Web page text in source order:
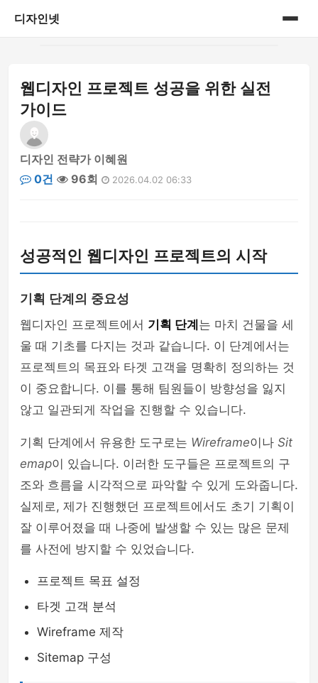
디자인넷
게시판
웹디자인 프로젝트 성공을 위한 실전
가이드
디자인 전략가 이혜원
0건
96회 2026.04.02 06:33
성공적인 웹디자인 프로젝트의 시작
기획 단계의 중요성
웹디자인 프로젝트에서 기획 단계 는 마치 건물을 세
울 때 기초를 다지는 것과 같습니다. 이 단계에서는
프로젝트의 목표와 타겟 고객을 명확히 정의하는 것
이 중요합니다. 이를 통해 팀원들이 방향성을 잃지
않고 일관되게 작업을 진행할 수 있습니다.
기획 단계에서 유용한 도구로는 Wireframe이나 Sit
emap이 있습니다. 이러한 도구들은 프로젝트의 구
조와 흐름을 시각적으로 파악할 수 있게 도와줍니다.
실제로, 제가 진행했던 프로젝트에서도 초기 기획이
잘 이루어졌을 때 나중에 발생할 수 있는 많은 문제
를 사전에 방지할 수 있었습니다.
프로젝트 목표 설정
타겟 고객 분석
Wireframe 제작
Sitemap 구성